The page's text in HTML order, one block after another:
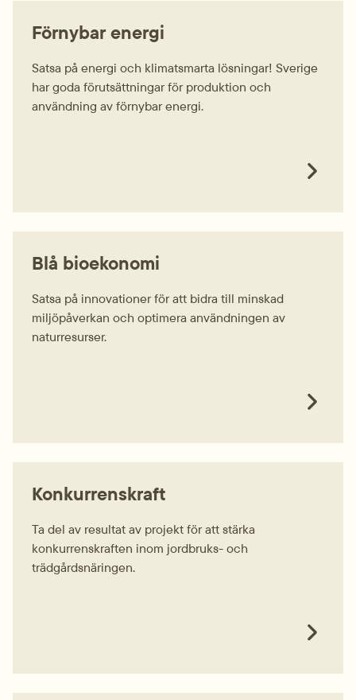
Förnybar energi
Satsa på energi och klimatsmarta lösningar! Sverige
har goda förutsättningar för produktion och
användning av förnybar energi.
Blå bioekonomi
Satsa på innovationer för att bidra till minskad
miljöpåverkan och optimera användningen av
naturresurser.
Konkurrenskraft
Ta del av resultat av projekt för att stärka
konkurrenskraften inom jordbruks- och
trädgårdsnäringen.